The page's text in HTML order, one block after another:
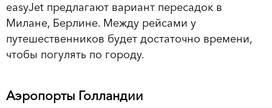
easyJet предлагают вариант пересадок в
Милане, Берлине. Между рейсами у
путешественников будет достаточно времени,
чтобы погулять по городу.
Аэропорты Голландии